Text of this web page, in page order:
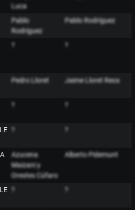
Luca
Pablo
Rodríguez
Pablo Rodríguez
? ?
Pedro Lloret Jaime Lloret Reos
? ?
? ?
Azucena
Maizani y
Orestes Cúfaro
Alberto Pidemunt
? ?